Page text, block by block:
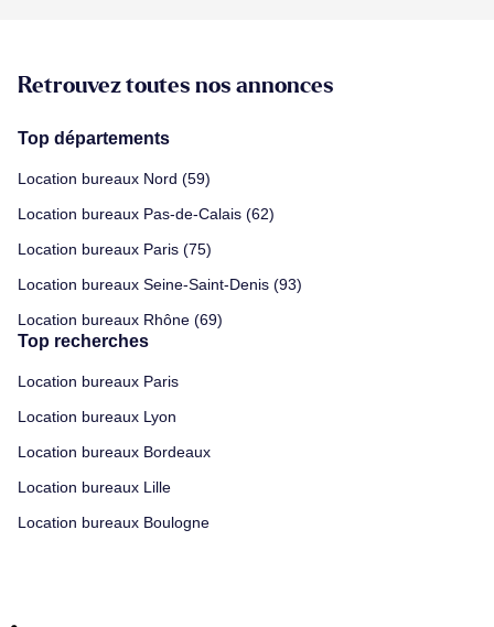
Retrouvez toutes nos annonces
Top départements
Location bureaux Nord (59)
Location bureaux Pas-de-Calais (62)
Location bureaux Paris (75)
Location bureaux Seine-Saint-Denis (93)
Location bureaux Rhône (69)
Top recherches
Location bureaux Paris
Location bureaux Lyon
Location bureaux Bordeaux
Location bureaux Lille
Location bureaux Boulogne